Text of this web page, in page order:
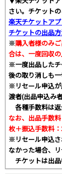
さい。チケット
楽天チケットア
チケットの出品
※購入者様のみ
合は、一度回収
※一度出品したチ
後の取り消しも一
※リセール申込が
渡者(出品申込み
各種手数料は返
なお、出品手数
枚＋振込手数料
※リセール申込さ
なかった場合、
チケットは出品